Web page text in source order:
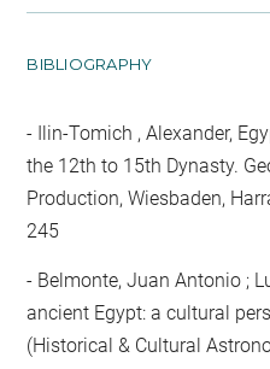
BIBLIOGRAPHY
Ilin-Tomich , Alexander,
the 12th to 15th Dynasty.
Production, Wiesbaden,
245
Belmonte, Juan Antonio ;
ancient Egypt: a cultural
(Historical & Cultural